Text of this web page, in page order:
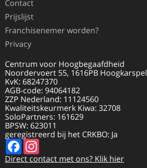
Contact
Prijslijst
Franchisenemer worden?
Privacy
Centrum voor Hoogbegaafdheid
Noordervoert 55, 1616PB Hoogkarspel
KvK: 68247370
AGB-code: 94064182
ZZP Nederland: 11124560
Kwaliteitskeurmerk Kiwa: 32708
SoloPartners: 161629
BPSW: 623011
geregistreerd bij het CRKBO: Ja
FacebookInstagram
Direct contact met ons? Klik hier